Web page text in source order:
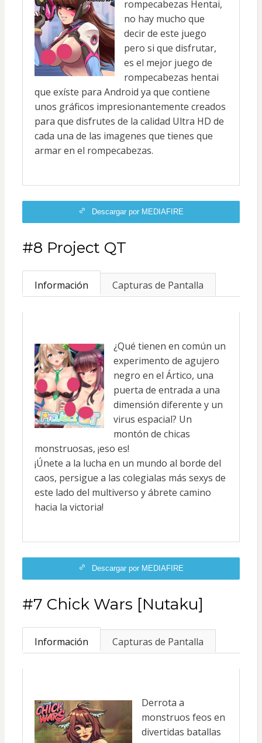
rompecabezas Hentai,
no hay mucho que
decir de este juego
pero si que disfrutar,
es el mejor juego de
rompecabezas hentai
que exíste para Android ya que contiene
unos gráficos impresionantemente creados
para que disfrutes de la calidad Ultra HD de
cada una de las imagenes que tienes que
armar en el rompecabezas.
Descargar por MEDIAFIRE
#8 Project QT
Información Capturas de Pantalla
¿Qué tienen en común un
experimento de agujero
negro en el Ártico, una
puerta de entrada a una
dimensión diferente y un
virus espacial? Un
montón de chicas
monstruosas, ¡eso es!
¡Únete a la lucha en un mundo al borde del
caos, persigue a las colegialas más sexys de
este lado del multiverso y ábrete camino
hacia la victoria!
Descargar por MEDIAFIRE
#7 Chick Wars [Nutaku]
Información Capturas de Pantalla
Derrota a
monstruos feos en
divertidas batallas